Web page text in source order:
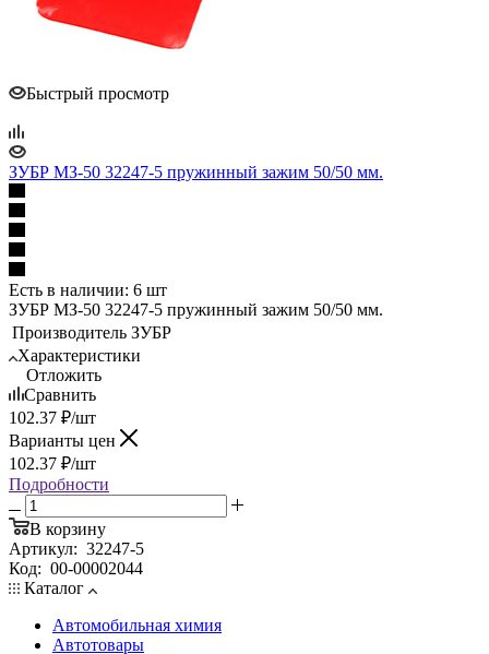
Быстрый просмотр
ЗУБР МЗ-50 32247-5 пружинный зажим 50/50 мм.
Есть в наличии: 6 шт
ЗУБР МЗ-50 32247-5 пружинный зажим 50/50 мм.
Производитель ЗУБР
Характеристики
Отложить
Сравнить
102.37 ₽/шт
Варианты цен
102.37 ₽/шт
Подробности
В корзину
Артикул: 32247-5
Код: 00-00002044
Каталог
Автомобильная химия
Автотовары